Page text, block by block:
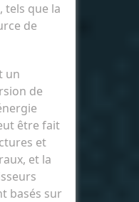
tels que la
de
un
de
être fait
et
et la
basés sur